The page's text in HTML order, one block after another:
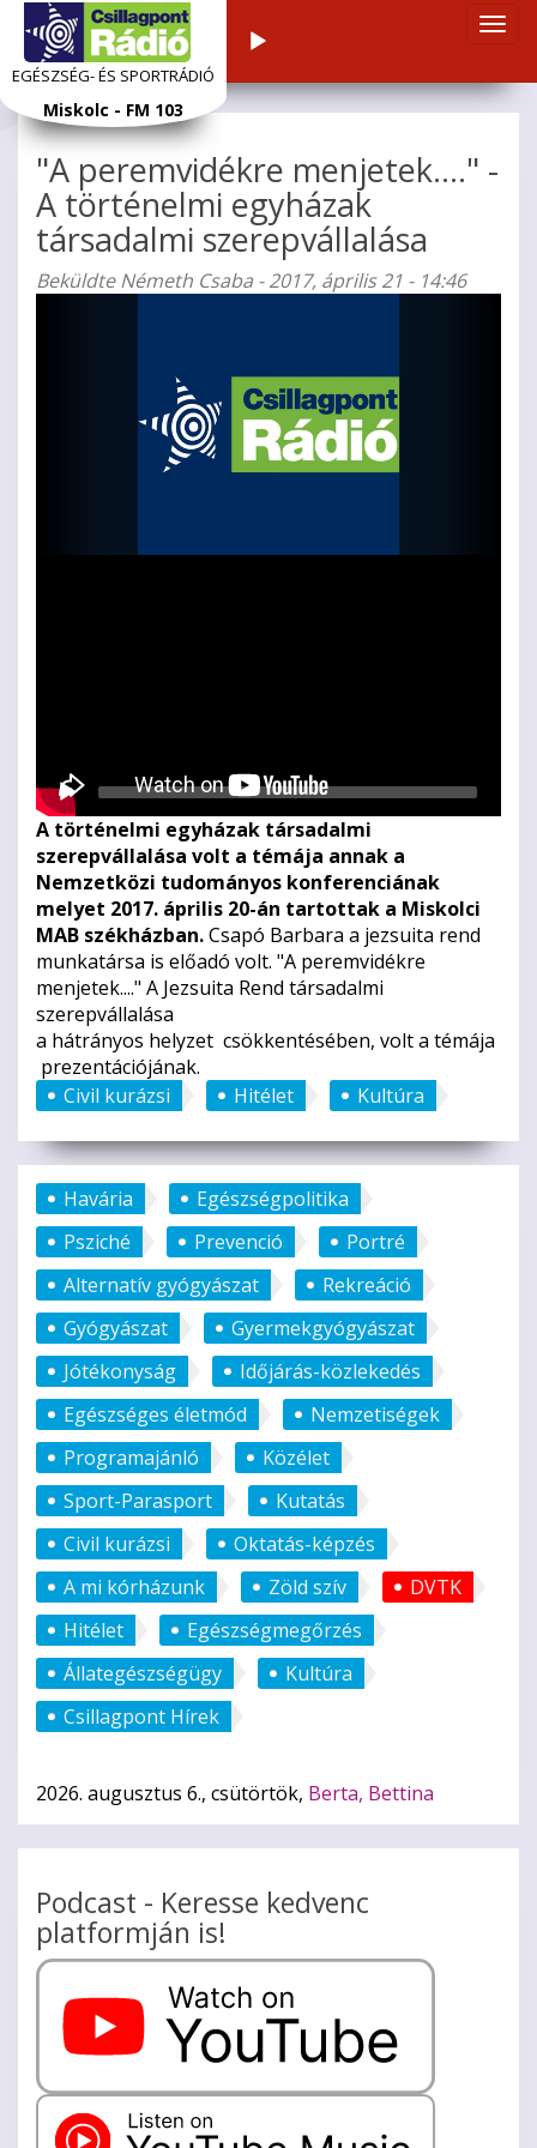
Ugrás
a
tartalomra
EGÉSZSÉG- ÉS SPORTRÁDIÓ
Miskolc - FM 103
Audiolejátszó
"A peremvidékre menjetek...." -
A történelmi egyházak
társadalmi szerepvállalása
BeküldteNémeth Csaba - 2017, április 21 - 14:46
A történelmi egyházak társadalmi
szerepvállalása volt a témája annak a
Nemzetközi tudományos konferenciának
melyet 2017. április 20-án tartottak a Miskolci
MAB székházban.Csapó Barbara a jezsuita rend
munkatársa is előadó volt. "A peremvidékre
menjetek...." A Jezsuita Rend társadalmi
szerepvállalása
a hátrányos helyzet csökkentésében, volt a témája
prezentációjának.
Civil kurázsi
Hitélet Kultúra
Havária
Egészségpolitika
Psziché
Prevenció
Portré
Alternatív gyógyászat
Rekreáció
Gyógyászat
Gyermekgyógyászat
Jótékonyság
Időjárás-közlekedés
Egészséges életmód
Nemzetiségek
Programajánló
Közélet
Sport-Parasport
Kutatás
Civil kurázsi
Oktatás-képzés
A mi kórházunk
Zöld szív
DVTK
Hitélet
Egészségmegőrzés
Állategészségügy
Kultúra
Csillagpont Hírek
2026. augusztus 6., csütörtök, Berta, Bettina
Podcast - Keresse kedvenc
platformján is!